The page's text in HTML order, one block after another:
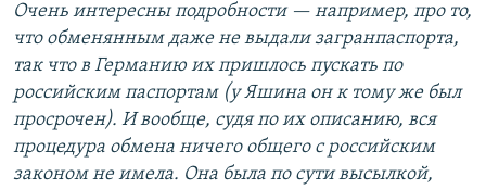
Очень интересны подробности — например, про то,
что обменянным даже не выдали загранпаспорта,
так что в Германию их пришлось пускать по
российским паспортам (у Яшина он к тому же был
просрочен). И вообще, судя по их описанию, вся
процедура обмена ничего общего с российским
законом не имела. Она была по сути высылкой,